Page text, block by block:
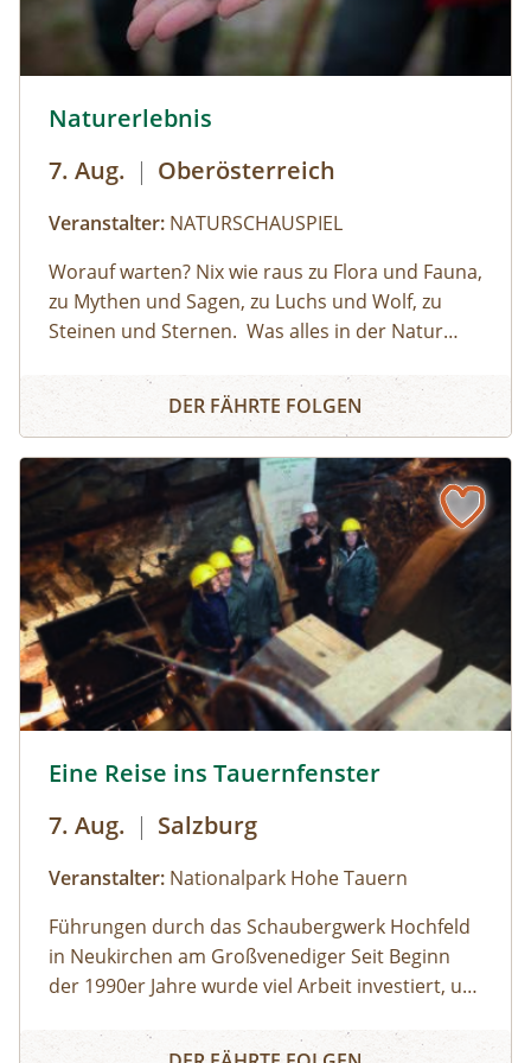
Naturerlebnis
7. Aug. | Oberösterreich
Veranstalter: NATURSCHAUSPIEL
Worauf warten? Nix wie raus zu Flora und Fauna,
zu Mythen und Sagen, zu Luchs und Wolf, zu
Steinen und Sternen.⁠ ⁠ Was alles in der Natur
wissen die NATURSCHAUSPIEL Guides. Als
Naturvermittler:innen verstehen sie es, Groß
Wunder der Natur zu
öffnen.⁠ ⁠NATURSCHAUSPIEL ist Oberösterreichs
Plattform für Naturvermittlung So geht's:⁠Melde
dich zu einem Termin aus dem
Veranstaltungskalender an oder organisiere
dein privates NATURSCHAUSPIEL: Jede Tour
kann auf Anfrage zu individuell vereinbarten
Terminen durchgeführt werden. ⁠
Naturerlebnis
DER FÄHRTE FOLGEN
Eine Reise ins Tauernfenster
7. Aug. | Salzburg
Veranstalter: Nationalpark Hohe Tauern
Führungen durch das Schaubergwerk Hochfeld
in Neukirchen am Großvenediger Seit Beginn
der 1990er Jahre wurde viel Arbeit investiert, um
umzubauen. Die Attraktion unter Tage bietet
Eine Reise ins Tauernfenster